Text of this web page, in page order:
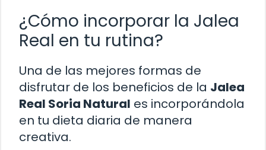
¿Cómo incorporar la Jalea
Real en tu rutina?
Una de las mejores formas de
disfrutar de los beneficios de la Jalea
Real Soria Natural es incorporándola
en tu dieta diaria de manera
creativa.